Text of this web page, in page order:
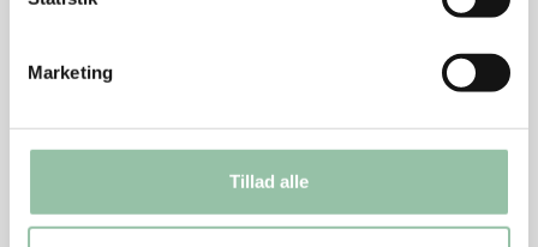
Marketing
Tillad alle
Varm olie ved god varme i en god stor pande med
høje kanter eller find den gode mormor-støbejerns-
Brun kyllingestykkerne 4-5 minutter på hver side.
Tilsæt rom, sæt ild til og flamber kyllingen – men pas